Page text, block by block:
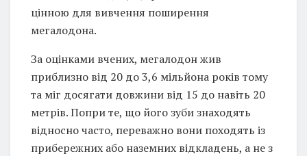
цінною для вивчення поширення
мегалодона.
За оцінками вчених, мегалодон жив
приблизно від 20 до 3,6 мільйона років тому
та міг досягати довжини від 15 до навіть 20
метрів. Попри те, що його зуби знаходять
відносно часто, переважно вони походять із
прибережних або наземних відкладень, а не з